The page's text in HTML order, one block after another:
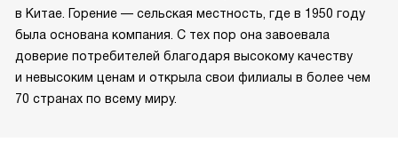
в Китае. Горение — сельская местность, где в 1950 году
была основана компания. С тех пор она завоевала
доверие потребителей благодаря высокому качеству
и невысоким ценам и открыла свои филиалы в более чем
70 странах по всему миру.